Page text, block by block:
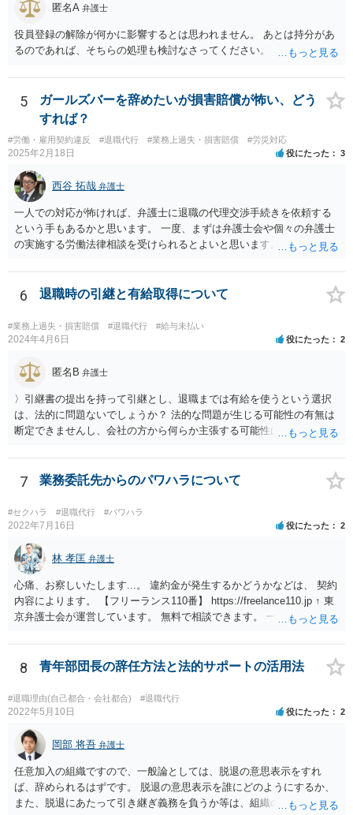
匿名A 弁護士
役員登録の解除が何かに影響するとは思われません。 あとは持分があ
るのであれば、そちらの処理も検討なさってください。
5
ガールズバーを辞めたいが損害賠償が怖い、どう
すれば？
#労働・雇用契約違反 #退職代行 #業務上過失・損害賠償 #労災対応
2025年2月18日 役にたった 3
西谷 拓哉 弁護士
一人での対応が怖ければ、弁護士に退職の代理交渉手続きを依頼する
という手もあるかと思います。 一度、まずは弁護士会や個々の弁護士
の実施する労働法律相談を受けられるとよいと思います。
6 退職時の引継と有給取得について
#業務上過失・損害賠償 #退職代行 #給与未払い
2024年4月6日 役にたった 2
匿名B 弁護士
〉引継書の提出を持って引継とし、退職までは有給を使うという選択
は、法的に問題ないでしょうか？ 法的な問題が生じる可能性の有無は
断定できませんし、会社の方から何らか主張する可能性はあります。
ん。 それよりも、書いておられる事情がある場合は、いつ、どのよう
な方法で、退職の意思及び退職日まで全日有給休暇を使用することを
会社に伝えるかが、問題になるかもしれないです。 場合よっては退職
代行の利用などもご検討なさってください。
7 業務委託先からのパワハラについて
#セクハラ #退職代行 #パワハラ
2022年7月16日 役にたった 2
林 孝匡 弁護士
心痛、お察しいたします...。 違約金が発生するかどうかなどは、 契約
内容によります。 【フリーランス110番】 https://freelance110.jp ↑ 東
京弁護士会が運営しています。 無料で相談できます。 一度、ご相談す
「パワハラしてたよね」という材料で 減額交渉も可能かもしれませ
ん。
8 青年部団長の辞任方法と法的サポートの活用法
#退職理由(自己都合・会社都合) #退職代行
2022年5月10日 役にたった 2
岡部 将吾 弁護士
任意加入の組織ですので、一般論としては、脱退の意思表示をすれ
ば、辞められるはずです。 脱退の意思表示を誰にどのようにするか、
また、脱退にあたって引き継ぎ義務を負うか等は、組織の実態等を踏